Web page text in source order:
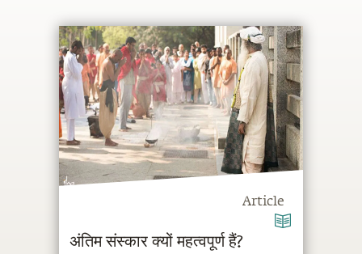
Article
अंतिम संस्कार क्यों महत्वपूर्ण हैं?